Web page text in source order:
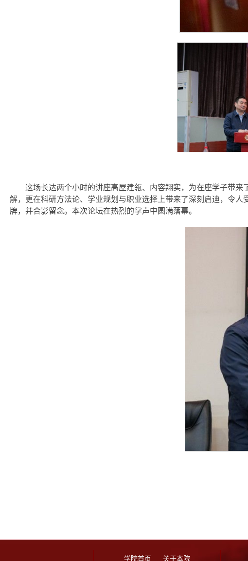
这场长达两个小时的讲座高屋建瓴、内容翔实，为在座学子带
解，更在科研方法论、学业规划与职业选择上带来了深刻启迪，令
牌，并合影留念。本次论坛在热烈的掌声中圆满落幕。
学院首页 关于本院